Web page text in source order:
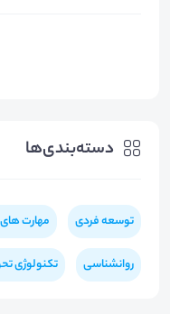
دسته‌بندی‌ها
توسعه فردی مهارت
روانشناسی تکنولوژی